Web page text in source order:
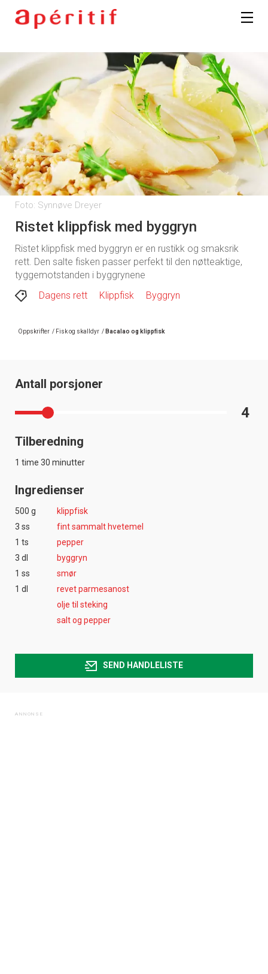
Foto: Synnøve Dreyer
Ristet klippfisk med byggryn
Ristet klippfisk med byggryn er en rustikk og smaksrik
rett. Den salte fisken passer perfekt til den nøtteaktige,
tyggemotstanden i byggrynene
Dagens rett
Klippfisk Byggryn
Oppskrifter / Fisk og skalldyr / Bacalao og klippfisk
Antall porsjoner
4
Tilberedning
1 time 30 minutter
Ingredienser
500 g
klippfisk
3 ss
fint sammalt hvetemel
1 ts
pepper
3 dl
byggryn
1 ss
smør
1 dl
revet parmesanost
olje til steking
salt og pepper
SEND HANDLELISTE